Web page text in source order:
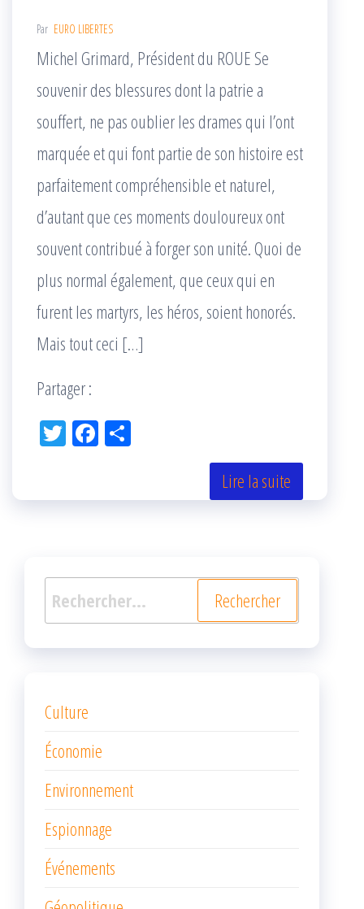
Par EURO LIBERTES
Michel Grimard, Président du ROUE Se
souvenir des blessures dont la patrie a
souffert, ne pas oublier les drames qui l’ont
marquée et qui font partie de son histoire est
parfaitement compréhensible et naturel,
d’autant que ces moments douloureux ont
souvent contribué à forger son unité. Quoi de
plus normal également, que ceux qui en
furent les martyrs, les héros, soient honorés.
Mais tout ceci […]
Partager :
Tw Fac
k r
Lire la suite
Rechercher :
Culture
Économie
Environnement
Espionnage
Événements